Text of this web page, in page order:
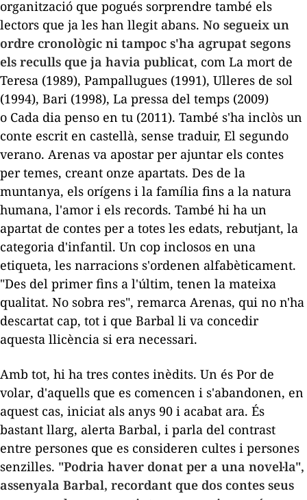
organització que pogués sorprendre també els
lectors que ja les han llegit abans. No segueix un
ordre cronològic ni tampoc s'ha agrupat segons
els reculls que ja havia publicat, com La mort de
Teresa (1989), Pampallugues (1991), Ulleres de sol
(1994), Bari (1998), La pressa del temps (2009)
o Cada dia penso en tu (2011). També s'ha inclòs un
conte escrit en castellà, sense traduir, El segundo
verano. Arenas va apostar per ajuntar els contes
per temes, creant onze apartats. Des de la
muntanya, els orígens i la família fins a la natura
humana, l'amor i els records. També hi ha un
apartat de contes per a totes les edats, rebutjant, la
categoria d'infantil. Un cop inclosos en una
etiqueta, les narracions s'ordenen alfabèticament.
"Des del primer fins a l'últim, tenen la mateixa
qualitat. No sobra res", remarca Arenas, qui no n'ha
descartat cap, tot i que Barbal li va concedir
aquesta llicència si era necessari.
Amb tot, hi ha tres contes inèdits. Un és Por de
volar, d'aquells que es comencen i s'abandonen, en
aquest cas, iniciat als anys 90 i acabat ara. És
bastant llarg, alerta Barbal, i parla del contrast
entre persones que es consideren cultes i persones
senzilles. "Podria haver donat per a una novel·la",
assenyala Barbal, recordant que dos contes seus